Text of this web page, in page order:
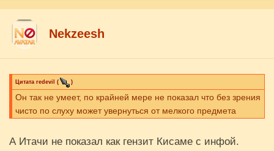
Nekzeesh
Цитата redevil ( )
Он так не умеет, по крайней мере не показал что без зрения
чисто по слуху может увернуться от мелкого предмета
А Итачи не показал как гензит Кисаме с инфой.